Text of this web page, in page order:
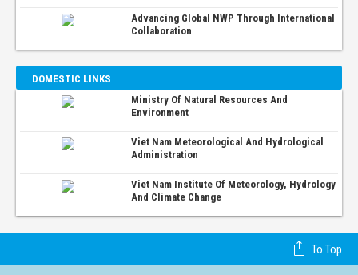
Advancing Global NWP Through International
Collaboration
DOMESTIC LINKS
Ministry Of Natural Resources And
Environment
Viet Nam Meteorological And Hydrological
Administration
Viet Nam Institute Of Meteorology, Hydrology
And Climate Change
To Top